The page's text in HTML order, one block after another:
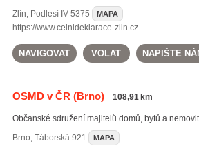
Zlín, Podlesí IV 5375 MAPA
https://www.celnideklarace-zlin.cz
NAVIGOVAT VOLAT NAPIŠTE
OSMD v ČR (Brno) 108,91 km
Občanské sdružení majitelů domů, bytů a
Brno, Táborská 921 MAPA